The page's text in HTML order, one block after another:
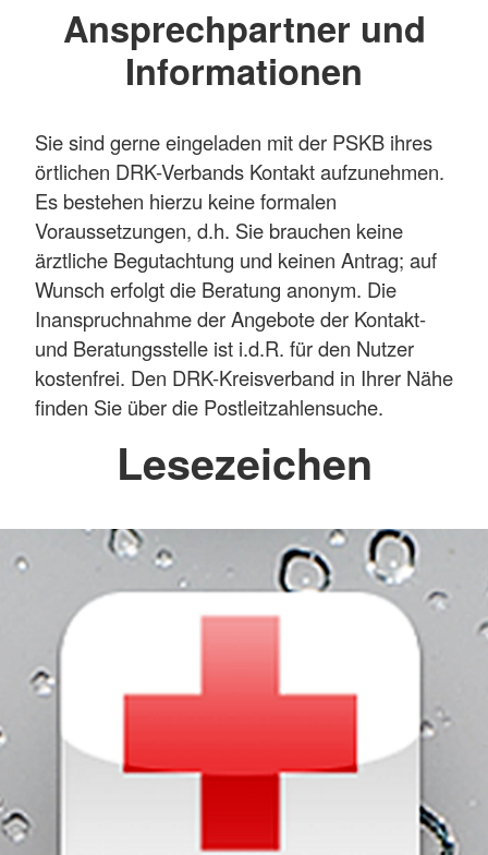
Ansprechpartner und
Informationen
Sie sind gerne eingeladen mit der PSKB ihres
örtlichen DRK-Verbands Kontakt aufzunehmen.
Es bestehen hierzu keine formalen
Voraussetzungen, d.h. Sie brauchen keine
ärztliche Begutachtung und keinen Antrag; auf
Wunsch erfolgt die Beratung anonym. Die
Inanspruchnahme der Angebote der Kontakt-
und Beratungsstelle ist i.d.R. für den Nutzer
kostenfrei. Den DRK-Kreisverband in Ihrer Nähe
finden Sie über die Postleitzahlensuche.
Lesezeichen